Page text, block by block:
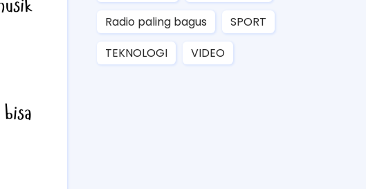
Radio paling bagus
SPORT
TEKNOLOGI
VIDEO